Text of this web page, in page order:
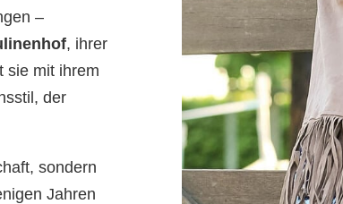
–
, ihrer
sie mit ihrem
der
sondern
Jahren